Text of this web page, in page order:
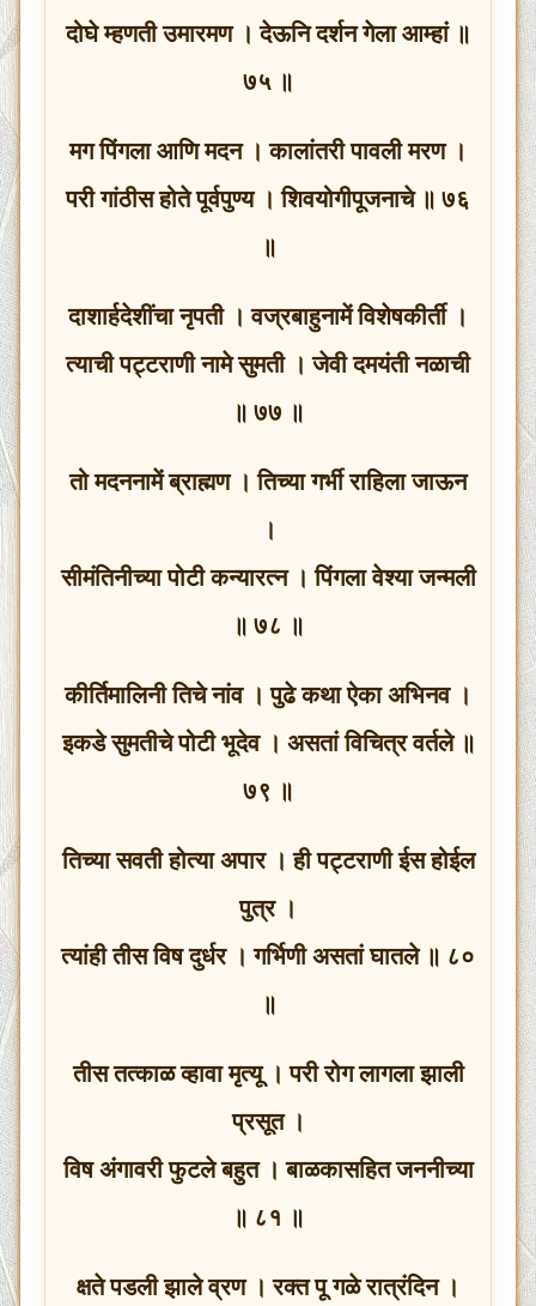
दोघे म्हणती उमारमण । देऊनि दर्शन गेला आम्हां ॥
७५ ॥
मग पिंगला आणि मदन । कालांतरी पावली मरण ।
परी गांठीस होते पूर्वपुण्य । शिवयोगीपूजनाचे ॥ ७६
॥
दाशार्हदेशींचा नृपती । वज्रबाहुनामें विशेषकीर्ती ।
त्याची पट्टराणी नामे सुमती । जेवी दमयंती नळाची
॥ ७७ ॥
तो मदननामें ब्राह्मण । तिच्या गर्भी राहिला जाऊन
।
सीमंतिनीच्या पोटी कन्यारत्न । पिंगला वेश्या जन्मली
॥ ७८ ॥
कीर्तिमालिनी तिचे नांव । पुढे कथा ऐका अभिनव ।
इकडे सुमतीचे पोटी भूदेव । असतां विचित्र वर्तले ॥
७९ ॥
तिच्या सवती होत्या अपार । ही पट्टराणी ईस होईल
पुत्र ।
त्यांही तीस विष दुर्धर । गर्भिणी असतां घातले ॥ ८०
॥
तीस तत्काळ व्हावा मृत्यू । परी रोग लागला झाली
प्रसूत ।
विष अंगावरी फुटले बहुत । बाळकासहित जननीच्या
॥ ८१ ॥
क्षते पडली झाले व्रण । रक्त पू गळे रात्रंदिन ।